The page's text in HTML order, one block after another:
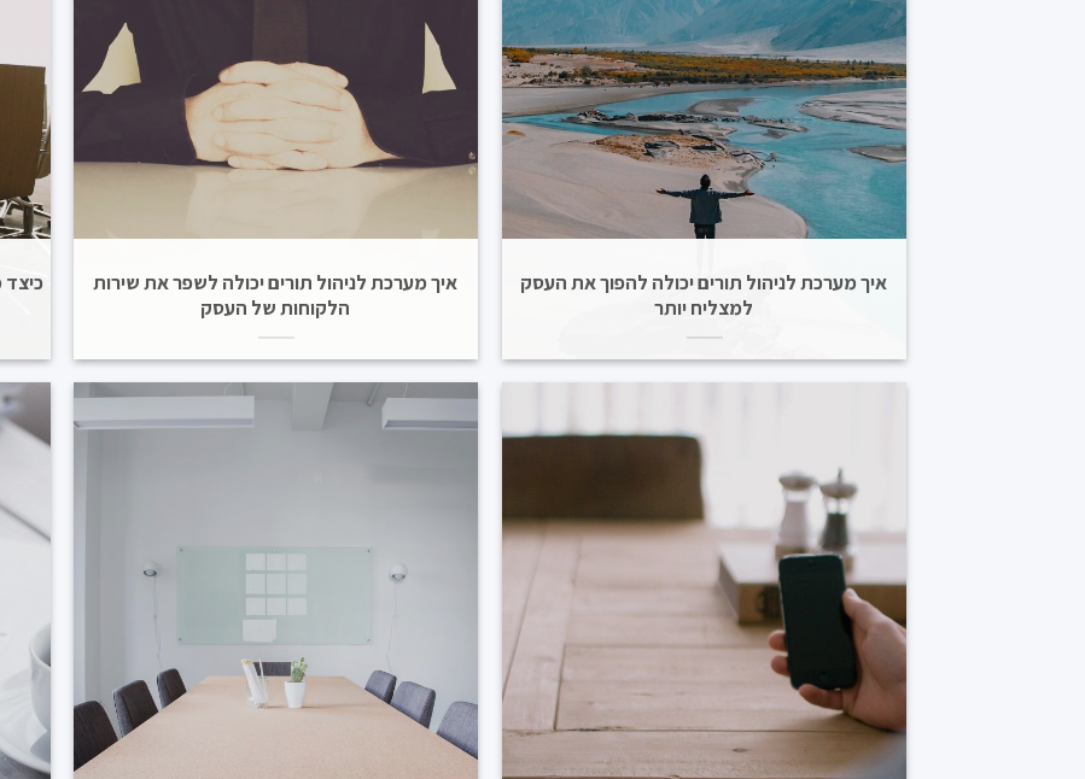
כיצד
איך מערכת לניהול תורים יכולה לשפר את שירות
הלקוחות של העסק
איך מערכת לניהול תורים יכולה להפוך את העסק
למצליח יותר